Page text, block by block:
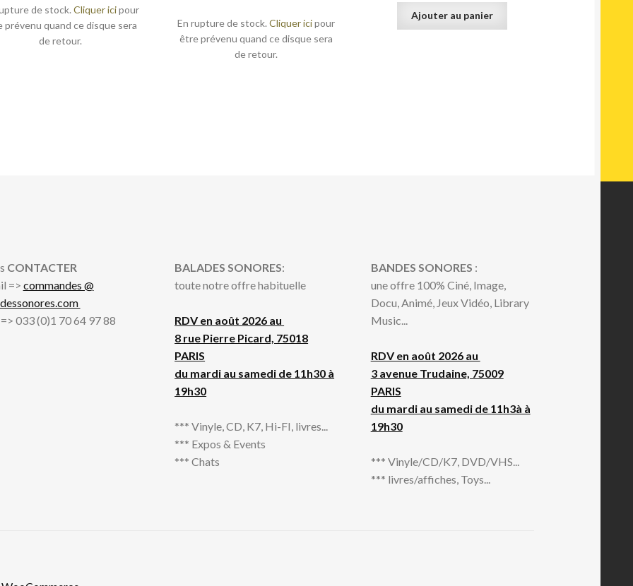
de stock. Cliquer icipour
prévenu quand ce disque sera
de retour.
En rupture de stock.Cliquer icipour
être prévenu quand ce disque sera
de retour.
Ajouter au panier
CONTACTER
=> commandes @
033 (0)1 70 64 97 88
BALADES SONORES:
toute notre offre habituelle
RDV en août 2026 au
8 rue Pierre Picard, 75018
PARIS
du mardi au samedi de 11h30 à
19h30
*** Vinyle, CD, K7, Hi-FI, livres...
*** Expos & Events
*** Chats
BANDES SONORES :
une offre 100% Ciné, Image,
Docu, Animé, Jeux Vidéo, Library
Music...
RDV en août 2026 au
3 avenue Trudaine, 75009
PARIS
du mardi au samedi de 11h3à à
19h30
*** Vinyle/CD/K7, DVD/VHS...
*** livres/affiches, Toys...